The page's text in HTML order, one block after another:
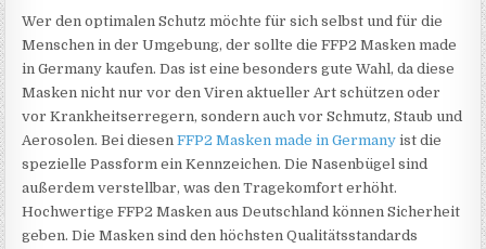
Wer den optimalen Schutz möchte für sich selbst und für die
Menschen in der Umgebung, der sollte die FFP2 Masken made
in Germany kaufen. Das ist eine besonders gute Wahl, da diese
Masken nicht nur vor den Viren aktueller Art schützen oder
vor Krankheitserregern, sondern auch vor Schmutz, Staub und
Aerosolen. Bei diesenFFP2 Masken made in Germany ist die
spezielle Passform ein Kennzeichen. Die Nasenbügel sind
außerdem verstellbar, was den Tragekomfort erhöht.
Hochwertige FFP2 Masken aus Deutschland können Sicherheit
geben. Die Masken sind den höchsten Qualitätsstandards